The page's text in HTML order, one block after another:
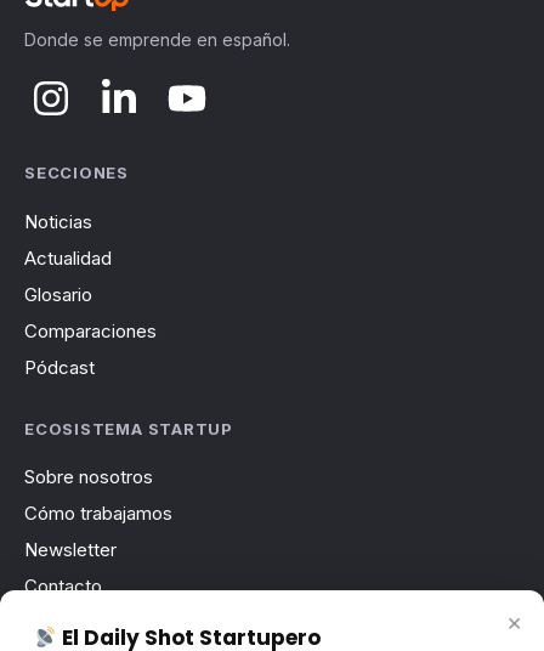
Donde se emprende en español.
SECCIONES
Noticias
Actualidad
Glosario
Comparaciones
Pódcast
ECOSISTEMA STARTUP
Sobre nosotros
Cómo trabajamos
Newsletter
Contacto
Publicidad
×
El Daily Shot Startupero